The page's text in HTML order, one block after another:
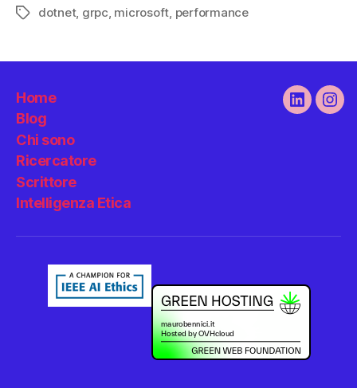
Tag dotnet, grpc, microsoft, performance
Home
Blog
Chi sono
Ricercatore
Scrittore
Intelligenza Etica
Linkedin